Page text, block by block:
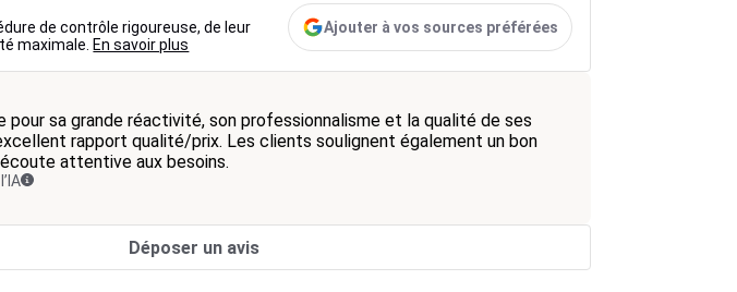
de contrôle rigoureuse, de leur
maximale. En savoir plus
Ajouter à vos sources préférées
pour sa grande réactivité, son professionnalisme et la qualité de ses
rapport qualité/prix. Les clients soulignent également un bon
attentive aux besoins.
Déposer un avis